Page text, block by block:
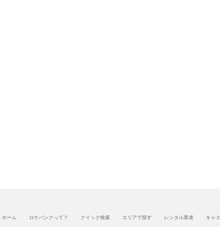
ホーム ロケバンクって？ クイック検索 エリアで探す レンタル業者 キャ